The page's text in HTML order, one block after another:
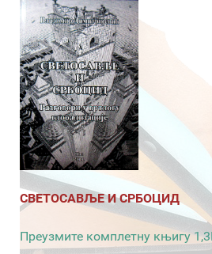
СВЕТОСАВЉЕ И СРБОЦИД
Преузмите комплетну књигу